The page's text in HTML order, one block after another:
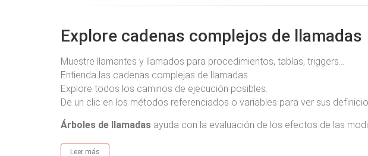
Explore cadenas complejos de llamadas
Muestre llamantes y llamados para procedimientos, tablas, triggers...
Entienda las cadenas complejas de llamadas.
Explore todos los caminos de ejecución posibles.
De un clic en los métodos referenciados o variables para ver sus
Árboles de llamadas ayuda con la evaluación de los efectos de las
Leer más